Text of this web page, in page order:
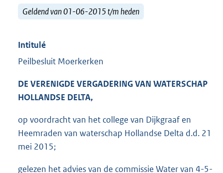
Geldend van 01-06-2015 t/m heden
Intitulé
Peilbesluit Moerkerken
DE VERENIGDE VERGADERING VAN WATERSCHAP
HOLLANDSE DELTA,
op voordracht van het college van Dijkgraaf en
Heemraden van waterschap Hollandse Delta d.d. 21
mei 2015;
gelezen het advies van de commissie Water van 4-5-